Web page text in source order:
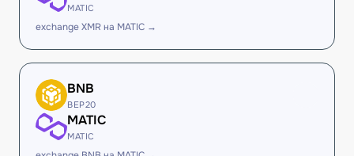
MATIC
exchange XMR на MATIC →
BNB
BEP20
MATIC
MATIC